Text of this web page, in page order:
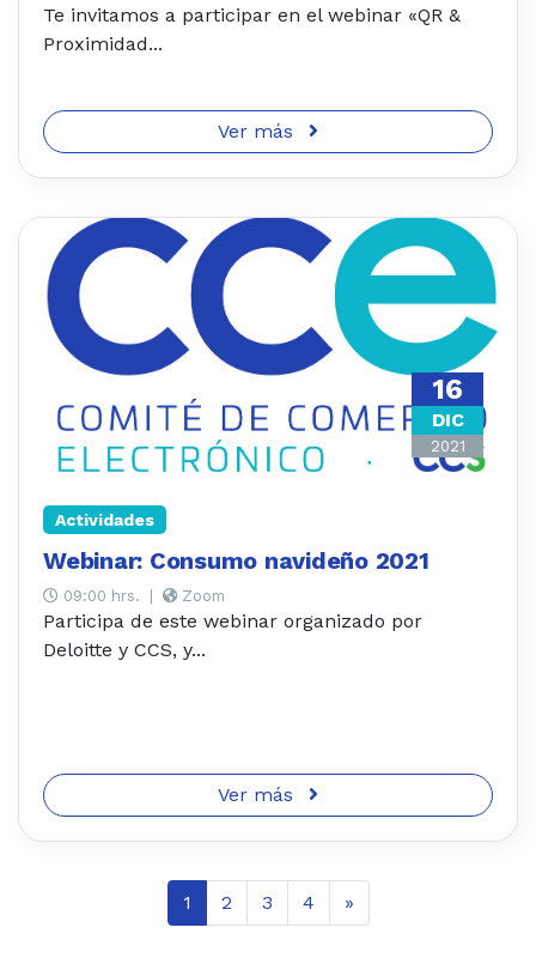
Te invitamos a participar en el webinar «QR &
Proximidad...
Ver más
16
DIC
2021
Actividades
Webinar: Consumo navideño 2021
09:00 hrs. Zoom
Participa de este webinar organizado por
Deloitte y CCS, y...
Ver más
1 2 3 4 »